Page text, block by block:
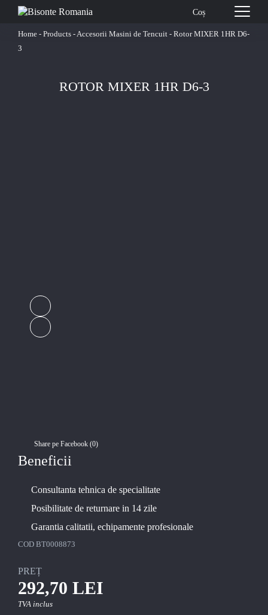
Coș
Home - Products -Accesorii Masini de Tencuit - Rotor MIXER 1HR D6-
3
ROTOR MIXER 1HR D6-3
Share pe Facebook (0)
Beneficii
Consultanta tehnica de specialitate
Posibilitate de returnare in 14 zile
Garantia calitatii, echipamente profesionale
COD BT0008873
PREȚ
292,70 LEI
TVA inclus